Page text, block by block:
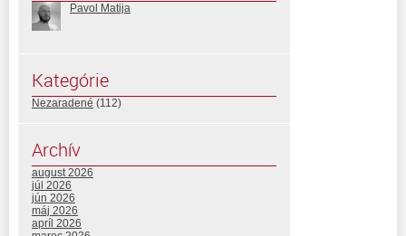
Pavol Matija
Kategórie
Nezaradené (112)
Archív
august 2026
júl 2026
jún 2026
máj 2026
apríl 2026